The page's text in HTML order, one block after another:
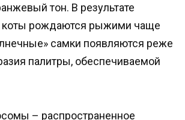
тон. В результате
коты рождаются рыжими чаще
самки появляются реже
палитры, обеспечиваемой
– распространенное